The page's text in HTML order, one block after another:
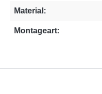
Material:
Montageart: